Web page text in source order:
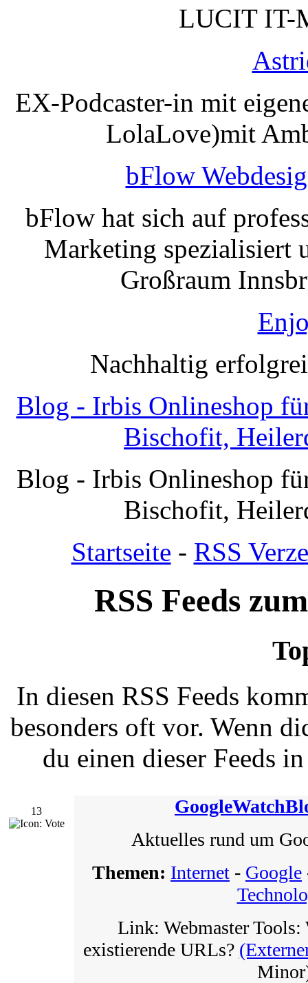
LUCIT IT-
EX-Podcaster-in mit
LolaLove)mit
bFlow
bFlow hat sich auf
Marketing spezialisiert
Großraum
Nachhaltig
Blog - Irbis Onlineshop
Bischofit,
Blog - Irbis Onlineshop
Bischofit,
Startseite - RSS
RSS Feeds
In diesen RSS Feeds
besonders oft vor. Wenn
du einen dieser Feeds
13
Aktuelles rund um
Themen: Internet - Google
Link: Webmaster
existierende URLs?